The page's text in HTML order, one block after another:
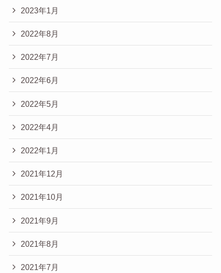
2023年1月
2022年8月
2022年7月
2022年6月
2022年5月
2022年4月
2022年1月
2021年12月
2021年10月
2021年9月
2021年8月
2021年7月